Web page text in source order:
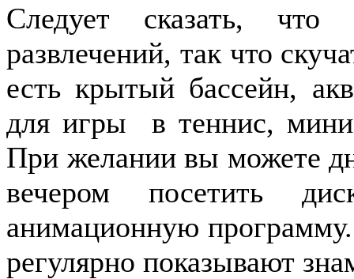
Следует сказать,
развлечений, так что
есть крытый бассейн,
для игры в теннис,
При желании вы можете
вечером посетить
анимационную программу.
регулярно показывают